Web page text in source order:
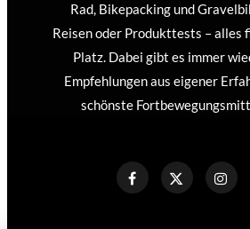
Rad, Bikepacking und
Reisen oder Produkttests – alles
Platz. Dabei gibt es immer
Empfehlungen aus eigener
schönste